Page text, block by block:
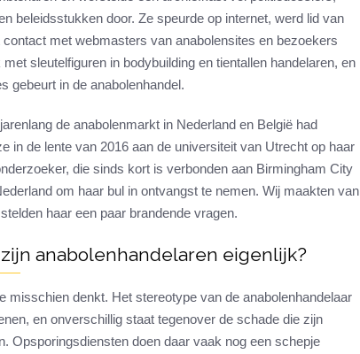
Cardiotraining
Combi van cardio en kracht
Veel gestelde vragen
Nutriënt Timing
beleidsstukken door. Ze speurde op internet, werd lid van
met webmasters van anabolensites en bezoekers
sleutelfiguren in bodybuilding en tientallen handelaren, en
gebeurt in de anabolenhandel.
de anabolenmarkt in Nederland en België had
in de lente van 2016 aan de universiteit van Utrecht op haar
die sinds kort is verbonden aan Birmingham City
om haar bul in ontvangst te nemen. Wij maakten van
haar een paar brandende vragen.
anabolenhandelaren eigenlijk?
misschien denkt. Het stereotype van de anabolenhandelaar
en onverschillig staat tegenover de schade die zijn
Opsporingsdiensten doen daar vaak nog een schepje